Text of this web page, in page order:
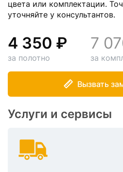
цвета или комплектации.
уточняйте у консультантов.
4 350
за полотно
7
за
Вызвать
Услуги и сервисы